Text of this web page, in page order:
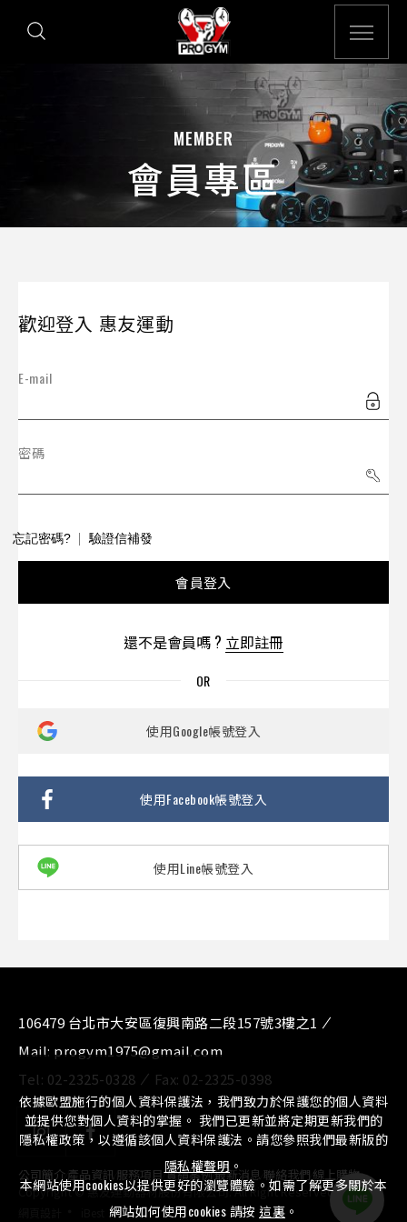
MEMBER
會員專區
歡迎登入 惠友運動
E-mail
密碼
忘記密碼? 驗證信補發
會員登入
還不是會員嗎 ? 立即註冊
使用Google帳號登入
使用Facebook帳號登入
使用Line帳號登入
106479 台北市大安區復興南路二段157號3樓之1
Mail: progym1975@gmail.com
Tel: 02-2325-0328 Fax: 02-2325-0398
公司簡介產品資訊 服務項目⁄實績案例⁄最新消息 聯絡我們 線上購物
Copyright © 惠友運動器材股份有限公司. All Right Reserved.
依據歐盟施行的個人資料保護法，我們致力於保護您的個人資料
並提供您對個人資料的掌握。 我們已更新並將定期更新我們的
隱私權政策，以遵循該個人資料保護法。請您參照我們最新版的
隱私權聲明 。
本網站使用cookies以提供更好的瀏覽體驗。如需了解更多關於本
網站如何使用cookies 請按 這裏 。